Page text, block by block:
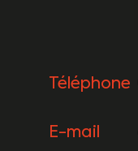
Téléphone
E-mail